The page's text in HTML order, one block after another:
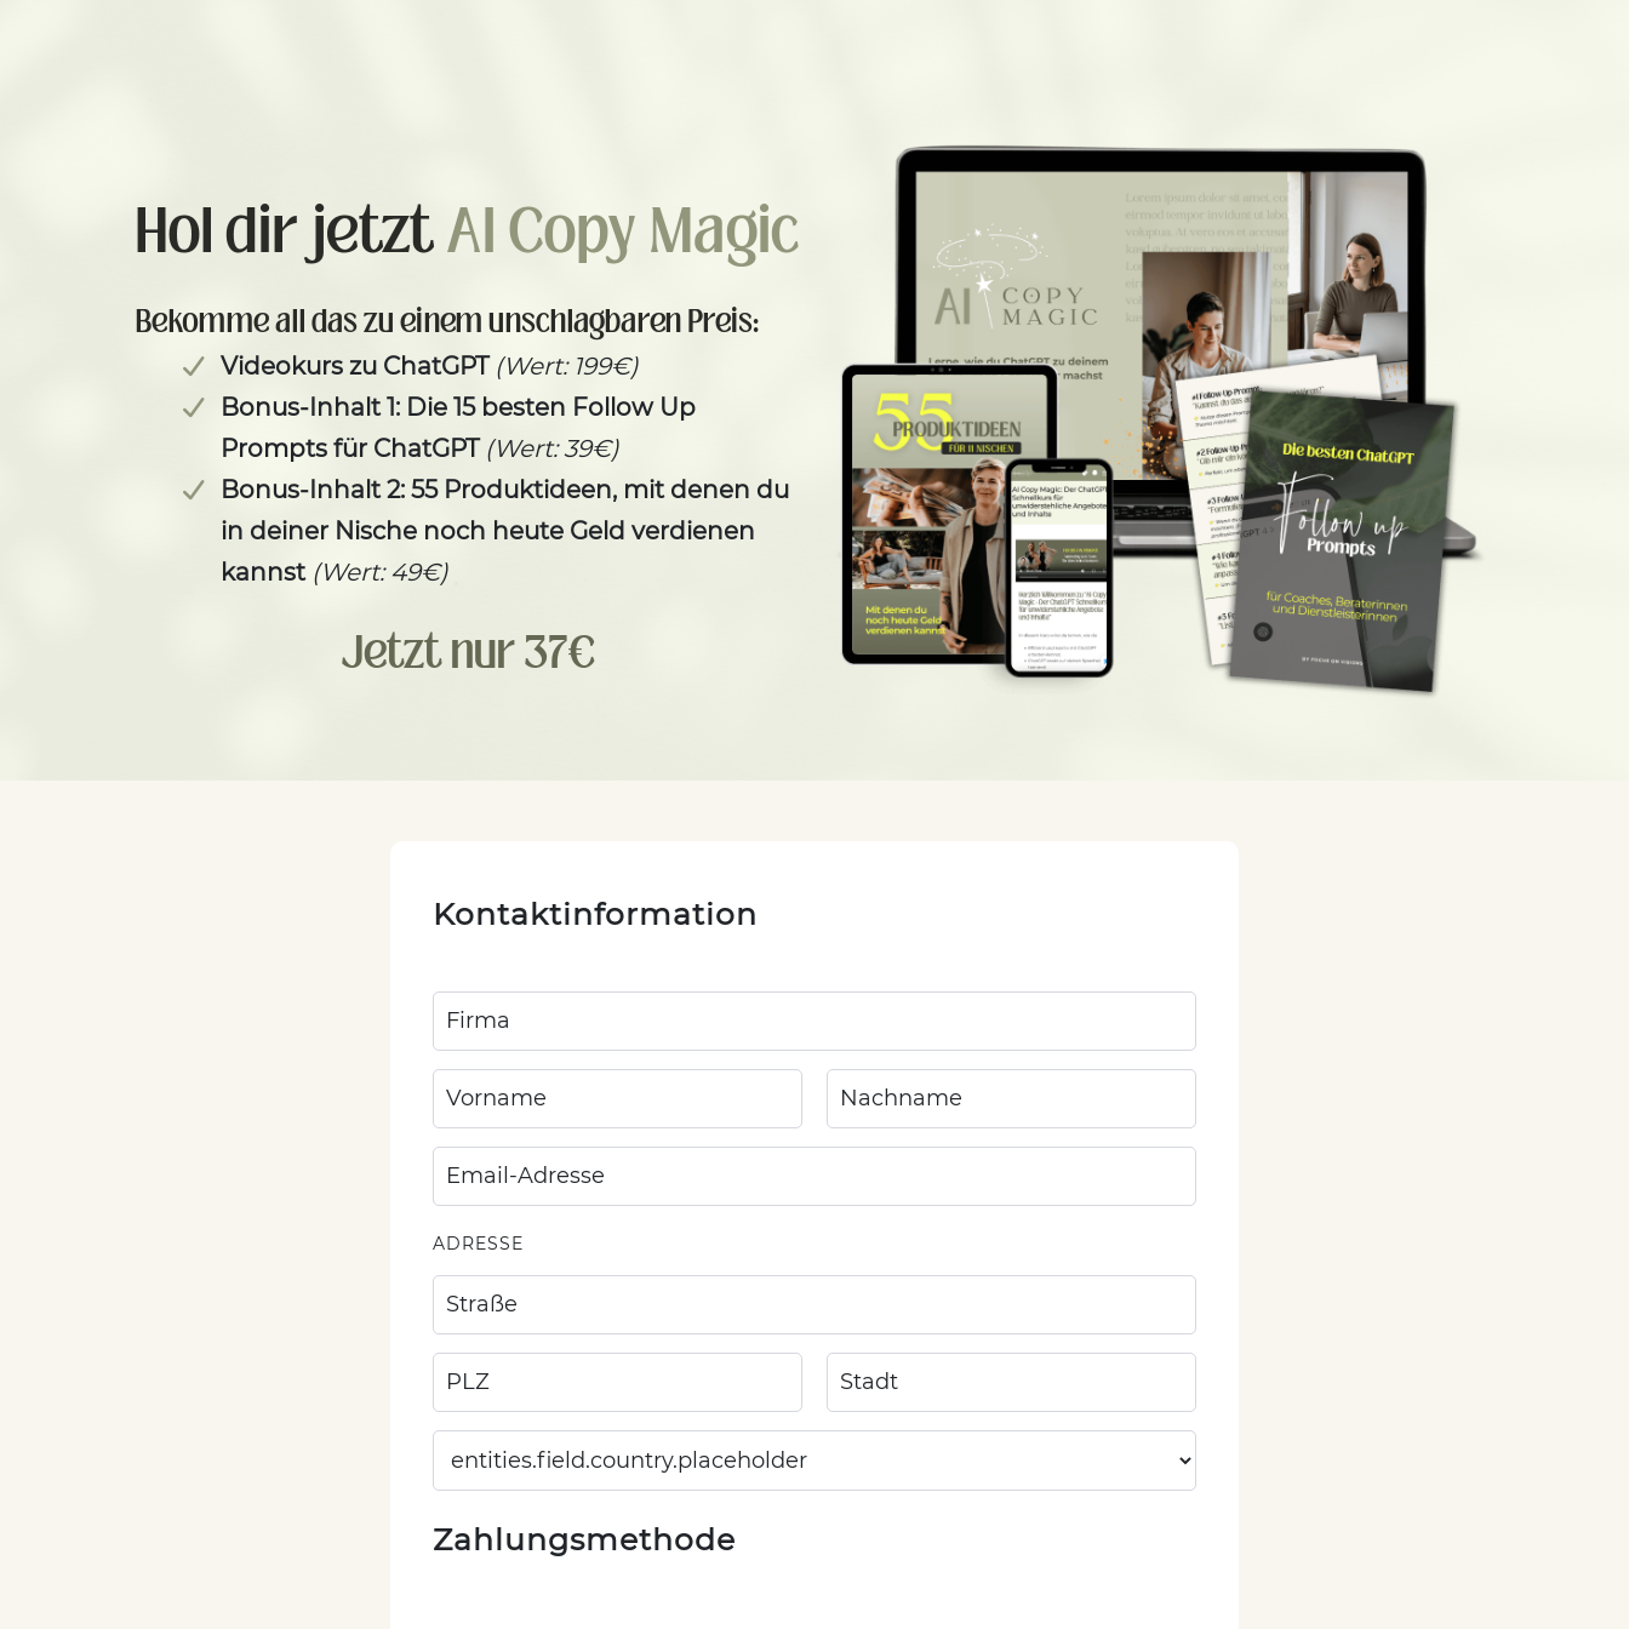
Hol dir jetztAI Copy Magic
Bekomme all das zu einem unschlagbaren Preis:
Videokurs zu ChatGPT (Wert: 199€)
Bonus-Inhalt 1: Die 15 besten Follow Up
Prompts für ChatGPT (Wert: 39€)
Bonus-Inhalt 2: 55 Produktideen, mit denen du
in deiner Nische noch heute Geld verdienen
kannst (Wert: 49€)
Jetzt nur 37€
Kontaktinformation
ADRESSE
Zahlungsmethode